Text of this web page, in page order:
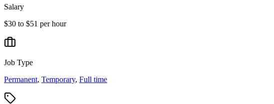
Salary
$30 to $51 per hour
Job Type
Permanent, Temporary, Full time